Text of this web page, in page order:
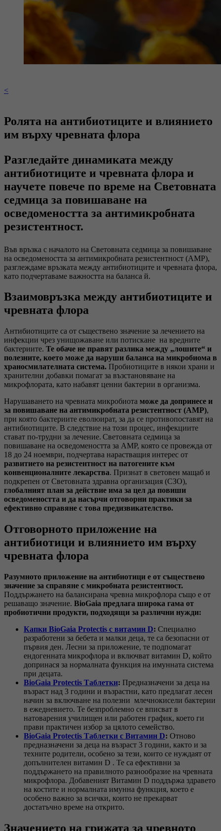
<
Ролята на антибиотиците и влиянието
им върху чревната флора
Разгледайте динамиката между
антибиотиците и чревната флора и
научете повече по време на Световната
седмица за повишаване на
осведомеността за антимикробната
резистентност.
Във връзка с началото на Световната седмица за повишаване
на осведомеността за антимикробната резистентност (АМР),
разглеждаме връзката между антибиотиците и чревната флора,
като подчертаваме важността на баланса й.
Взаимовръзка между антибиотиците и
чревната флора
Антибиотиците са от съществено значение за лечението на
инфекции чрез унищожаване или потискане на вредните
бактериите. Те обаче не правят разлика между „лошите“ и
полезните, което може да наруши баланса на микробиома в
храносмилателната система. Пробиотиците в някои храни и
хранителни добавки помагат за възстановяване на
микрофлората, като набавят ценни бактерии в организма.
Нарушаването на чревната микробиота може да допринесе и
за повишаване на антимикробната резистентност (АМР),
при която бактериите еволюират, за да се противопоставят на
антибиотиците. В следствие на този процес, инфекциите
стават по-трудни за лечение. Световната седмица за
повишаване на осведомеността за АМР, която се провежда от
18 до 24 ноември, подчертава нарастващия интерес от
развитието на резистентност на патогените към
конвенционалните лекарства. Признат в световен мащаб и
подкрепен от Световната здравна организация (СЗО),
глобалният план за действие има за цел да повиши
осведомеността и да насърчи отговорни практики за
ефективно справяне с това предизвикателство.
Отговорното приложение на
антибиотици и влиянието им върху
чревната флора
Разумното приложение на антибиотици е от съществено
значение за справяне с микробната резистентност.
Поддържането на балансирана чревна микрофлора също е от
решаващо значение. BioGaia предлага широка гама от
пробиотични продукти, подходящи за различни нужди:
Капки BioGaia Protectis с витамин D: Специално
разработени за бебета и малки деца, те са безопасни от
първия ден. Лесни за приложение, те подпомагат
ендогенната микрофлора и включват витамин D, който
допринася за нормалната функция на имунната система
при децата.
BioGaia Protectis Таблетки: Предназначени за деца на
възраст над 3 години и възрастни, като предлагат лесен
начин за включване на полезни млечнокисели бактерии
в ежедневието. Те безпроблемно се вписват в
натоварения училищен или работен график, което ги
прави практичен избор за цялото семейство.
BioGaia Protectis Таблетки с Витамин D: Отново
предназначени за деца на възраст 3 години, както и за
техните родители, особено за тези, които се нуждаят от
допълнителен витамин D . Те са ефективни за
поддържането на правилното разнообразие на чревната
микрофлора. Добавеният Витамин D поддържа здравето
на костите и нормалната имунна функция, което е
особено важно за всички, които не прекарват
достатъчно време на открито.
Значението на грижата за чревното